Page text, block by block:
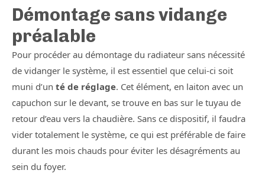
Démontage sans vidange
préalable
Pour procéder au démontage du radiateur sans nécessité
de vidanger le système, il est essentiel que celui-ci soit
muni d’un té de réglage. Cet élément, en laiton avec un
capuchon sur le devant, se trouve en bas sur le tuyau de
retour d’eau vers la chaudière. Sans ce dispositif, il faudra
vider totalement le système, ce qui est préférable de faire
durant les mois chauds pour éviter les désagréments au
sein du foyer.